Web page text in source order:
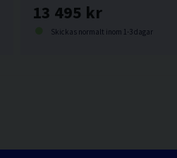
13 495 kr
Skickas normalt inom 1-3 dagar